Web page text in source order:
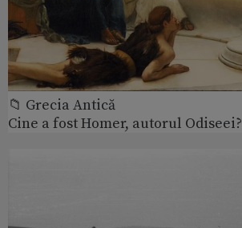
📁 Grecia Antică
Cine a fost Homer, autorul Odiseei?